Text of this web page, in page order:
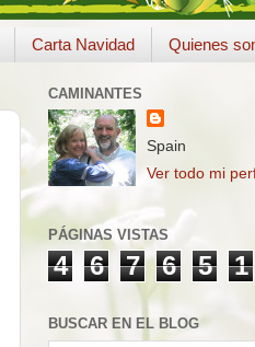
Carta Navidad Quienes
CAMINANTES
Spain
Ver todo mi
PÁGINAS VISTAS
4 6 7 6 5 1
BUSCAR EN EL BLOG